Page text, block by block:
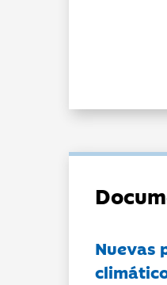
Nuevas